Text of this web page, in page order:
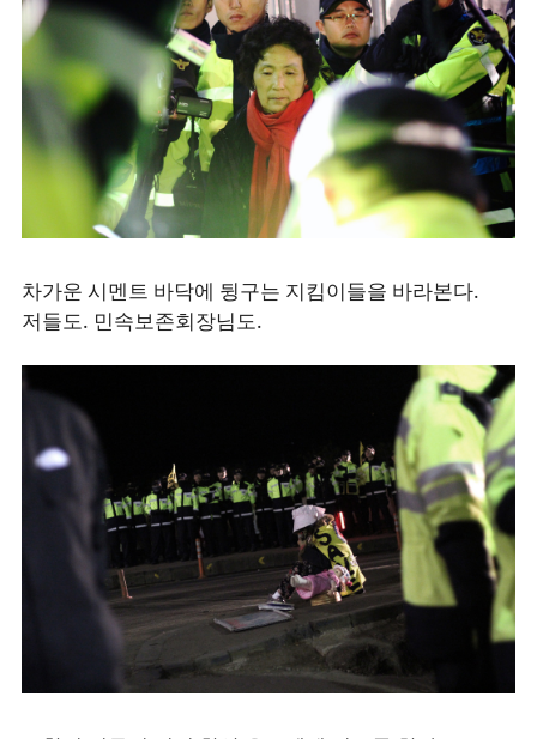
차가운 시멘트 바닥에 뒹구는 지킴이들을 바라본다.
저들도. 민속보존회장님도.